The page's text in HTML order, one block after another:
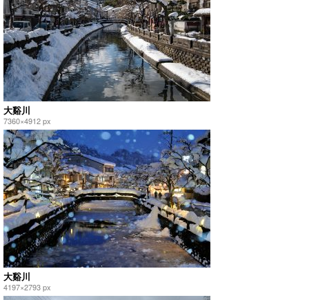
大谿川
7360×4912 px
大谿川
4197×2793 px